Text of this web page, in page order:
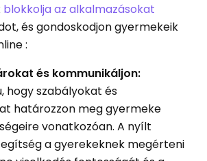
blokkolja az alkalmazásokat
és gondoskodjon gyermekeik
:
és kommunikáljon:
hogy szabályokat és
határozzon meg gyermeke
vonatkozóan. A nyílt
a gyerekeknek megérteni